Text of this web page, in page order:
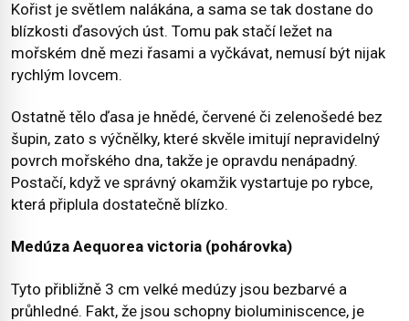
Kořist je světlem nalákána, a sama se tak dostane do
blízkosti ďasových úst. Tomu pak stačí ležet na
mořském dně mezi řasami a vyčkávat, nemusí být nijak
rychlým lovcem.
Ostatně tělo ďasa je hnědé, červené či zelenošedé bez
šupin, zato s výčnělky, které skvěle imitují nepravidelný
povrch mořského dna, takže je opravdu nenápadný.
Postačí, když ve správný okamžik vystartuje po rybce,
která připlula dostatečně blízko.
Medúza Aequorea victoria (pohárovka)
Tyto přibližně 3 cm velké medúzy jsou bezbarvé a
průhledné. Fakt, že jsou schopny bioluminiscence, je